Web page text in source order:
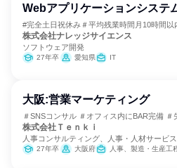
Webアプリケーションシステ
#完全土日祝休み＃平均残業時間月10時間以
株式会社ナレッジサイエンス
ソフトウェア開発
27年卒 愛知県 IT
大阪:営業マーケティング
＃SNSコンサル ＃オフィス内にBAR完備 ＃
株式会社Ｔｅｎｋｉ
人事コンサルティング、人事・人材サービ
27年卒 大阪府 人事、製造・生産工